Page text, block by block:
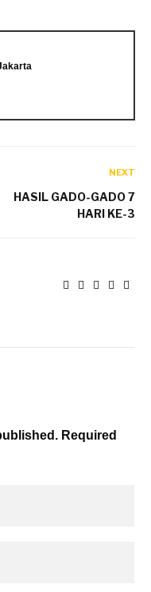
NEXT
HASIL GADO-GADO 7
HARI KE-3
Required